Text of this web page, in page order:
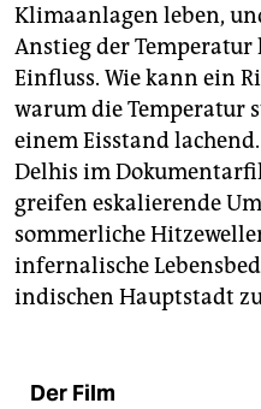
Klimaanlagen leben,
Anstieg der Temperatur
Einfluss. Wie kann ein
warum die Temperatur
einem Eisstand
­Delhis im
greifen eskalierende
sommerliche
infernalische
indischen Hauptstadt
Der Film